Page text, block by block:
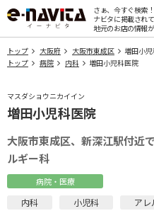
さぁ、今すぐ検索！
ナビタに掲載され
地元のお店の情報
トップ 大阪府 大阪市東成区
増田小
トップ
病院 内科 増田小児科医院
マスダショウニカイイン
増田小児科医院
大阪市東成区、新深江駅付近
ルギー科
病院・医療
内科 小児科 アレ